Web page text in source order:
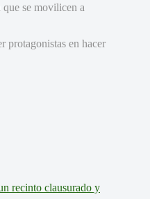
se movilicen a
protagonistas en hacer